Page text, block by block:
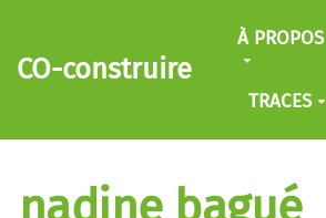
Aller au contenu principal
CO-construire
À PROPOS
TRACES
nadine bagué